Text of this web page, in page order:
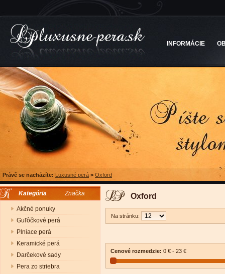
INFORMÁCIE
Právě se nacházíte: Luxusné perá > Oxford
Kategória Značka
Akčné ponuky
Guľôčkové perá
Plniace perá
Keramické perá
Darčekové sady
Pera zo striebra
Oxford
Na stránku:
Cenové rozmedzie: 0 € - 23 €